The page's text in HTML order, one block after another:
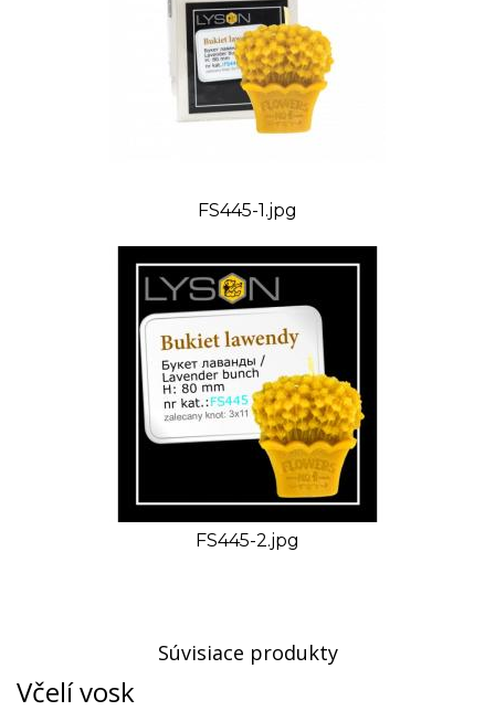
FS445-1.jpg
FS445-2.jpg
Súvisiace produkty
Včelí vosk